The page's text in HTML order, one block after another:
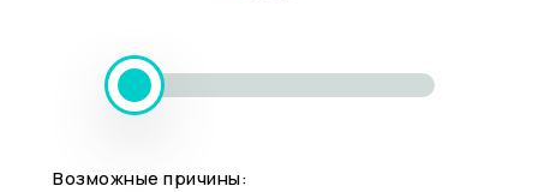
Возможные причины: